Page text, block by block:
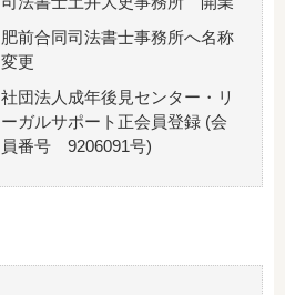
肥前合同司法書士事務所へ名称
変更
社団法人成年後見センター・リ
ーガルサポート正会員登録 (会
員番号 9206091号)